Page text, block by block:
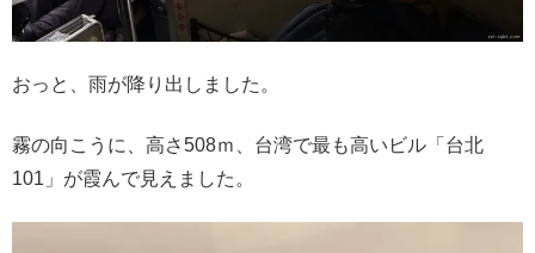
おっと、雨が降り出しました。
霧の向こうに、高さ508ｍ、台湾で最も高いビル「台北
101」が霞んで見えました。